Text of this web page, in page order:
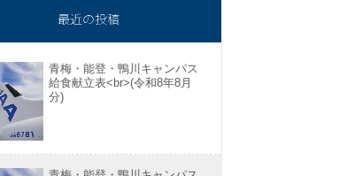
最近の投稿
青梅・能登・鴨川キャンパス
給食献立表<br>(令和8年8月
分)